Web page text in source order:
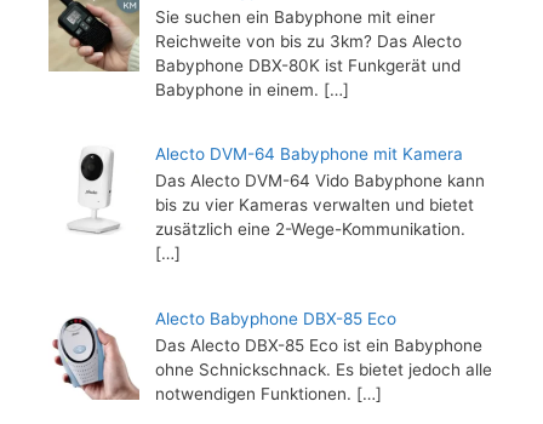
Sie suchen ein Babyphone mit einer
Reichweite von bis zu 3km? Das Alecto
Babyphone DBX-80K ist Funkgerät und
Babyphone in einem. […]
Alecto DVM-64 Babyphone mit Kamera
Das Alecto DVM-64 Vido Babyphone kann
bis zu vier Kameras verwalten und bietet
zusätzlich eine 2-Wege-Kommunikation.
[…]
Alecto Babyphone DBX-85 Eco
Das Alecto DBX-85 Eco ist ein Babyphone
ohne Schnickschnack. Es bietet jedoch alle
notwendigen Funktionen. […]